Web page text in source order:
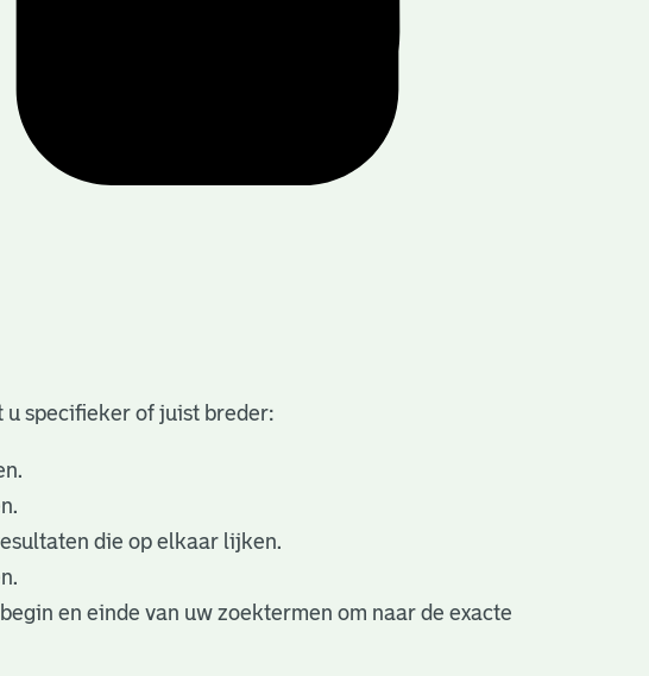
u specifieker of juist breder:
die op elkaar lijken.
en einde van uw zoektermen om naar de exacte